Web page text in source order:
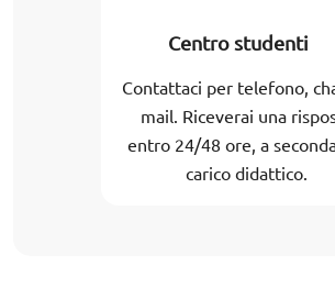
Centro studenti
Contattaci per telefono,
mail. Riceverai una
entro 24/48 ore, a
carico didattico.